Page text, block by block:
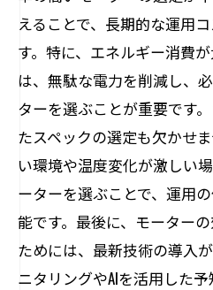
えることで、長期的な運用
す。特に、エネルギー消費
は、無駄な電力を削減し、
ターを選ぶことが重要です
たスペックの選定も欠かせ
い環境や温度変化が激しい
ーターを選ぶことで、運用
能です。最後に、モーター
ためには、最新技術の導入
ニタリングやAIを活用した